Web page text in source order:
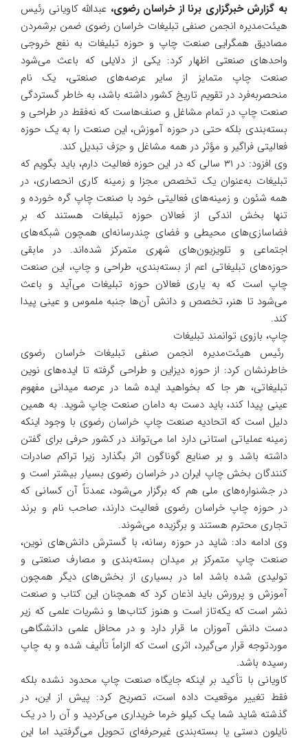
به گزارش خبرگزاری برنا از خراسان رضوی، عبدالله کاویانی رئیس
هیئت‌مدیره انجمن صنفی تبلیغات خراسان رضوی ضمن برشمردن
مصادیق همگرایی صنعت چاپ و حوزه تبلیغات به نفع خروجی
واحدهای صنعتی اظهار کرد: یکی از دلایلی که باعث می‌شود
صنعت چاپ متمایز از سایر عرصه‌های صنعتی، یک نام
منحصربه‌فرد در تقویم تاریخ کشور داشته باشد، به خاطر گستردگی
صنعت چاپ در تمام مشاغل و صنف‌هاست که نه‌فقط در طراحی و
بسته‌بندی بلکه حتی در حوزه آموزش، این صنعت را به یک حوزه
فعالیتی فراگیر و مؤثر در همه مشاغل و حِرَف تبدیل کند.
وی افزود: در ۳۱ سالی که در این حوزه فعالیت دارم، باید بگویم که
تبلیغات به‌عنوان یک تخصص مجزا و زمینه کاری انحصاری، در
همه شئون و زمینه‌های فعالیتی خود با صنعت چاپ گره خورده و
تنها بخش اندکی از فعالان حوزه تبلیغات هستند که بر
فضاسازی‌های محیطی و فضای چندرسانه‌ای همچون شبکه‌های
اجتماعی و تلویزیون‌های شهری متمرکز شده‌اند. در مابقی
حوزه‌های تبلیغاتی اعم از بسته‌بندی، طراحی و چاپ، این صنعت
چاپ است که به یاری فعالان حوزه تبلیغات می‌آید و باعث
می‌شود تا هنر، تخصص و دانش آن‌ها جنبه ملموس و عینی پیدا
کند.
چاپ، بازوی توانمند تبلیغات
رئیس هیئت‌مدیره انجمن صنفی تبلیغات خراسان رضوی
خاطرنشان کرد: از حوزه دیزاین و طراحی گرفته تا ایده‌های نوین
تبلیغاتی، هر جا که بخواهید ایده شما در عرصه میدانی مفهوم
عینی پیدا کند، باید دست به دامان صنعت چاپ شوید. به همین
دلیل است که اتحادیه صنعت چاپ خراسان رضوی با وجود اینکه
زمینه عملیاتی استانی دارد اما می‌تواند در کشور حرفی برای گفتن
داشته باشد و بر صنایع گوناگون اثر بگذارد زیرا تراکم صادرات
کنندگان بخش چاپ ایران در خراسان رضوی بسیار بیشتر است و
در جشنواره‌های ملی هم که برگزار می‌شود، عمدتاً آن کسانی که
در حوزه چاپ خراسان رضوی فعالیت دارند، صاحب ‌نام و برند
تجاری محترم هستند و برگزیده می‌شوند.
وی ادامه داد: شاید در حوزه رسانه، با گسترش دانش‌های نوین،
صنعت چاپ متمرکز بر میدان بسته‌بندی و مصارف صنعتی و
تولیدی شده باشد اما در بسیاری از بخش‌های دیگر همچون
آموزش و پرورش باید اذعان کرد که همچنان این کتاب و صنعت
نشر است که یکه‌تاز است و هنوز کتاب‌ها و نشریات علمی که زیر
دست دانش آموزان ما قرار دارد و در محافل علمی دانشگاهی
موردتوجه قرار می‌گیرد، اثری است که الزاماً تألیف شده و به چاپ
رسیده باشد.
کاویانی با تأکید بر اینکه جایگاه صنعت چاپ محدود نشده بلکه
فقط تغییر موقعیت داده است، تصریح کرد: پیش از این، در
گذشته شاید شما یک کیلو خرما خریداری می‌کردید و آن را در یک
نایلون دستی یا بسته‌بندی غیرحرفه‌ای تحویل می‌گرفتید اما این